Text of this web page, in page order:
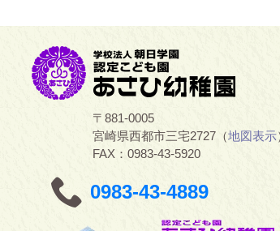
〒881-0005
宮崎県西都市三宅2727（地図表示
FAX：0983-43-5920
0983-43-4889